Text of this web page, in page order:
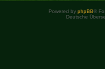
Powered by phpBB®
Deutsche